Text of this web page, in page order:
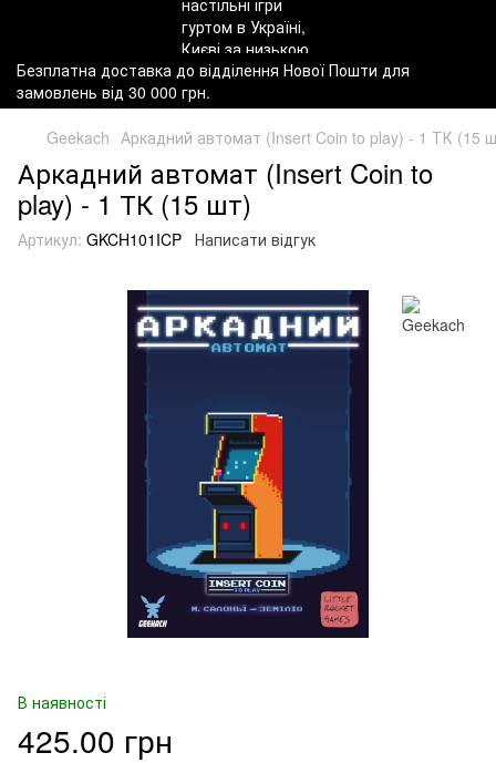
Безплатна доставка до відділення Нової Пошти для
замовлень від 30 000 грн.
Geekach Аркадний автомат (Insert Coin to play) - 1 ТК (15
Аркадний автомат (Insert Coin to
play) - 1 ТК (15 шт)
Артикул: GKCH101ICP Написати відгук
В наявності
425.00 грн